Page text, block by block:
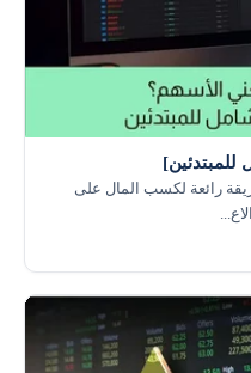
للمبتدئين]
رائعة لكسب المال على